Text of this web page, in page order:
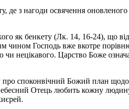
з нагоди освячення оновленого
як бенкету (Лк. 14, 16-24), що
чином Господь вже вкотре
нецікавого. Царство Боже
споконвічний Божий план щодо
Отець любить кожну